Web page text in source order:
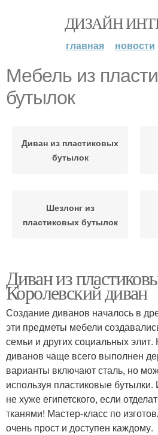
ДИЗАЙН
главная новости
Мебель из
бутылок
Диван из пластиковых
бутылок
Шезлонг из
пластиковых бутылок
пластиковых бутылок
Мебель для кукол
Бутылки от андрея
Диван из
Королевский диван
Создание диванов началось в
эти предметы мебели
семьи и других социальных
диванов чаще всего выполнен
варианты включают сталь, но
используя пластиковые бутылки.
не хуже египетского, если
тканями! Мастер-класс по
очень прост и доступен каждому.